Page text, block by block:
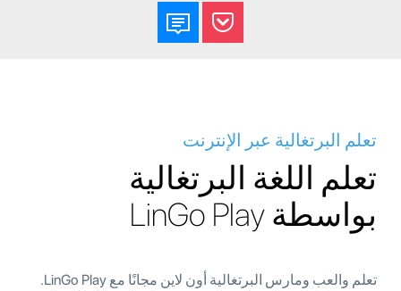
تعلم البرتغالية عبر الإنترنت
تعلم اللغة البرتغالية
بواسطة LinGo Play
تعلم والعب ومارس البرتغالية أون لاين مجانًا مع LinGo Play.